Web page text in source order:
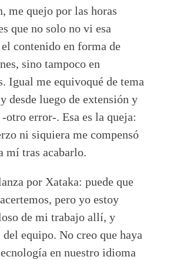
me quejo por las horas
que no solo no vi esa
contenido en forma de
sino tampoco en
Igual me equivoqué de tema
desde luego de extensión y
otro error-. Esa es la queja:
ni siquiera me compensó
mí tras acabarlo.
por Xataka: puede que
pero yo estoy
de mi trabajo allí, y
equipo. No creo que haya
en nuestro idioma